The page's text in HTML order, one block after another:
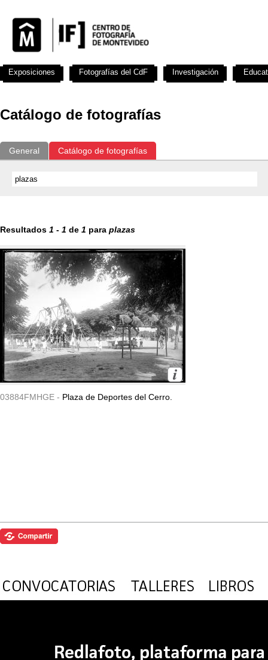
Catálogo de fotografías
General Catálogo de fotografías
Resultados 1 - 1 de 1 para plazas
03884FMHGE - Plaza de Deportes del Cerro.
Exposiciones Fotografías del CdF Investigación